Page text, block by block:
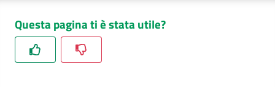
Questa pagina ti è stata utile?